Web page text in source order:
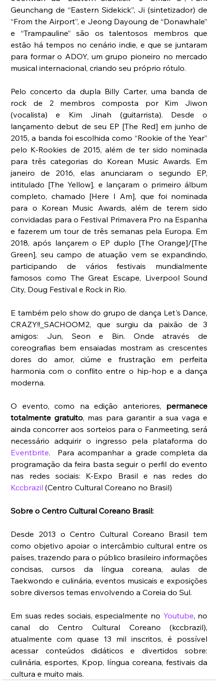
Geunchang de “Eastern Sidekick”, Ji (sintetizador) de
“From the Airport”, e Jeong Dayoung de “Donawhale”
e “Trampauline” são os talentosos membros que
estão há tempos no cenário indie, e que se juntaram
para formar o ADOY, um grupo pioneiro no mercado
musical internacional, criando seu próprio rótulo.
Pelo concerto da dupla Billy Carter, uma banda de
rock de 2 membros composta por Kim Jiwon
(vocalista) e Kim Jinah (guitarrista). Desde o
lançamento debut de seu EP [The Red] em junho de
2015, a banda foi escolhida como “Rookie of the Year”
pelo K-Rookies de 2015, além de ter sido nominada
para três categorias do Korean Music Awards. Em
janeiro de 2016, elas anunciaram o segundo EP,
intitulado [The Yellow], e lançaram o primeiro álbum
completo, chamado [Here I Am], que foi nominada
para o Korean Music Awards, além de terem sido
convidadas para o Festival Primavera Pro na Espanha
e fazerem um tour de três semanas pela Europa. Em
2018, após lançarem o EP duplo [The Orange]/[The
Green], seu campo de atuação vem se expandindo,
participando de vários festivais mundialmente
famosos como The Great Escape, Liverpool Sound
City, Doug Festival e Rock in Rio.
E também pelo show do grupo de dança Let's Dance,
CRAZY!!_SACHOOM2, que surgiu da paixão de 3
amigos: Jun, Seon e Bin. Onde através de
coreografias bem ensaiadas mostram as crescentes
dores do amor, ciúme e frustração em perfeita
harmonia com o conflito entre o hip-hop e a dança
moderna.
O evento, como na edição anteriores, permanece
totalmente gratuito, mas para garantir a sua vaga e
ainda concorrer aos sorteios para o Fanmeeting, será
Eventbrite.  Para acompanhar a grade completa da
programação da feira basta seguir o perfil do evento
Kccbrazil (Centro Cultural Coreano no Brasil)
Sobre o Centro Cultural Coreano Brasil:
Desde 2013 o Centro Cultural Coreano Brasil tem
como objetivo apoiar o intercâmbio cultural entre os
países, trazendo para o público brasileiro informações
concisas, cursos da língua coreana, aulas de
Taekwondo e culinária, eventos musicais e exposições
sobre diversos temas envolvendo a Coreia do Sul.
Em suas redes sociais, especialmente no Youtube, no
canal do Centro Cultural Coreano (kccbrazil),
atualmente com quase 13 mil inscritos, é possível
acessar conteúdos didáticos e divertidos sobre:
culinária, esportes, Kpop, língua coreana, festivais da
cultura e muito mais.